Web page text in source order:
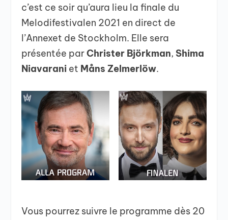
c’est ce soir qu’aura lieu la finale du
Melodifestivalen 2021 en direct de
l’Annexet de Stockholm. Elle sera
présentée parChrister Björkman, Shima
Niavarani et Måns Zelmerlöw.
Vous pourrez suivre le programme dès 20